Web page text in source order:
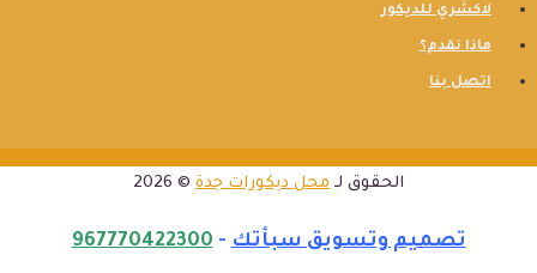
لاكشري للديكور
ماذا نقدم؟
اتصل بنا
الحقوق لـ محل ديكورات جدة © 2026
تصميم وتسويق سبأتك-
967770422300